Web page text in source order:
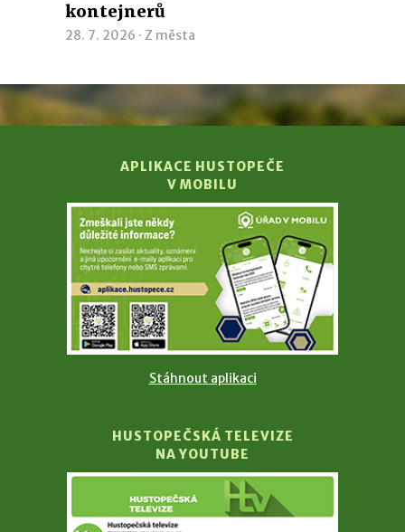
kontejnerů
28. 7. 2026 · Z města
APLIKACE HUSTOPEČE
V MOBILU
Stáhnout aplikaci
HUSTOPEČSKÁ TELEVIZE
NA YOUTUBE